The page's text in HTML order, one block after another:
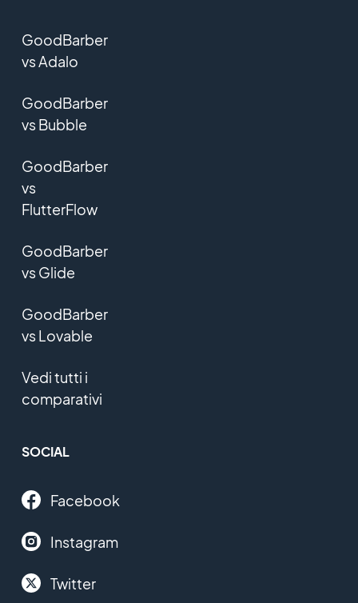
GoodBarber
vs Adalo
GoodBarber
vs Bubble
GoodBarber
vs
FlutterFlow
GoodBarber
vs Glide
GoodBarber
vs Lovable
Vedi tutti i
comparativi
SOCIAL
Facebook
Instagram
Twitter